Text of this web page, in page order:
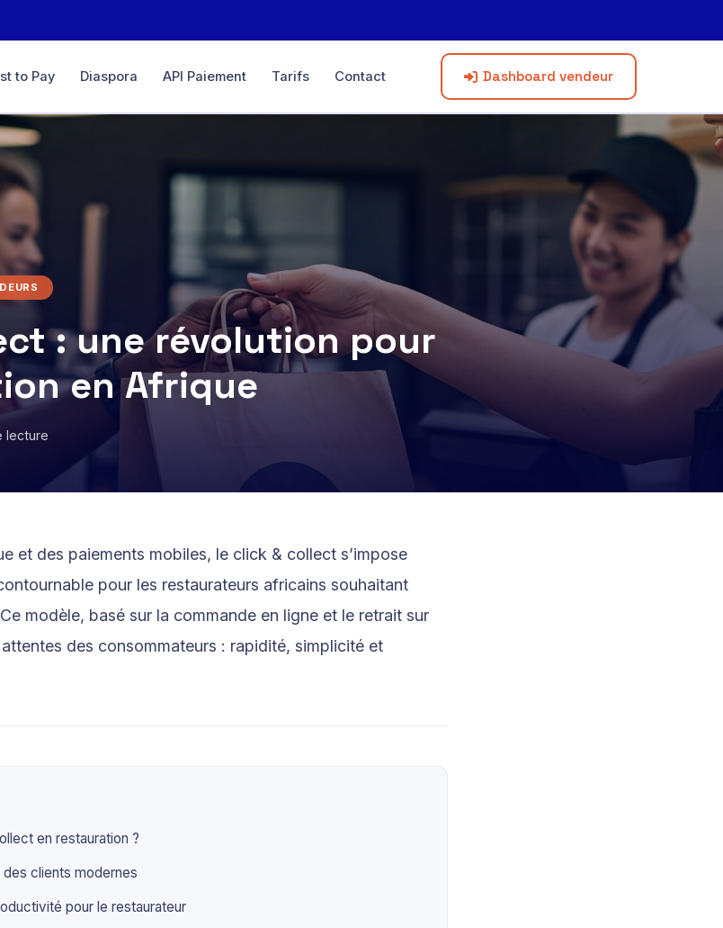
to Pay Diaspora API Paiement Tarifs Contact Dashboard vendeur
: une révolution pour
en Afrique
lecture
et des paiements mobiles, le click & collect s’impose
pour les restaurateurs africains souhaitant
modèle, basé sur la commande en ligne et le retrait sur
des consommateurs : rapidité, simplicité et
en restauration ?
clients modernes
pour le restaurateur